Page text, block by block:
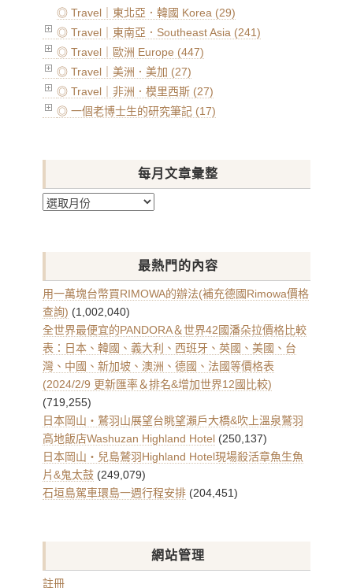
◎ Travel｜東北亞．韓國 Korea (29)
◎ Travel｜東南亞．Southeast Asia (241)
◎ Travel｜歐洲 Europe (447)
◎ Travel｜美洲．美加 (27)
◎ Travel｜非洲．模里西斯 (27)
◎ 一個老博士生的研究筆記 (17)
每月文章彙整
每
章
整
最熱門的內容
用一萬塊台幣買RIMOWA的辦法(補充德國Rimowa價格
查詢) (1,002,040)
全世界最便宜的PANDORA＆世界42國潘朵拉價格比較
表：日本、韓國、義大利、西班牙、英國、美國、台
灣、中國、新加坡、澳洲、德國、法國等價格表
(2024/2/9 更新匯率＆排名&增加世界12國比較)
(719,255)
日本岡山・鷲羽山展望台眺望瀨戶大橋&吹上溫泉鷲羽
高地飯店Washuzan Highland Hotel (250,137)
日本岡山・兒島鷲羽Highland Hotel現場殺活章魚生魚
片&鬼太鼓 (249,079)
石垣島駕車環島一週行程安排 (204,451)
網站管理
註冊